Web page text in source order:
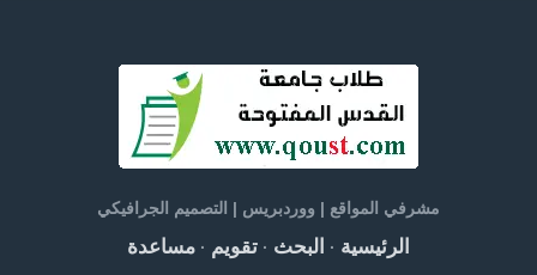
مشرفي المواقع | ووردبريس | التصميم الجرافيكي
الرئيسية· البحث· تقويم· مساعدة